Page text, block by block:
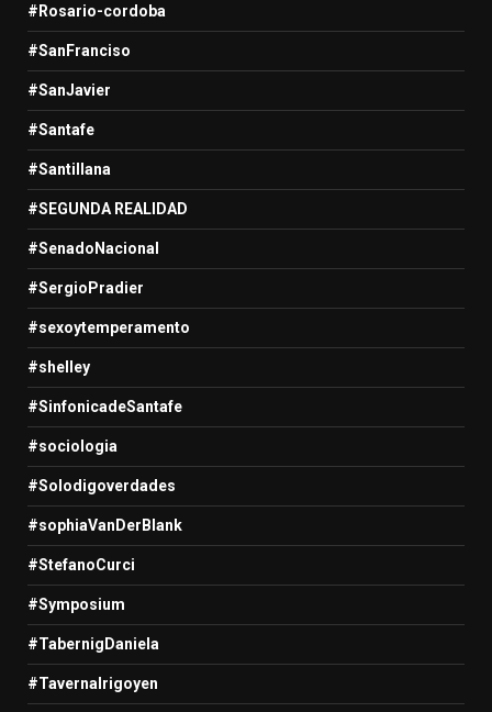
#Rosario-cordoba
#SanFranciso
#SanJavier
#Santafe
#Santillana
#SEGUNDA REALIDAD
#SenadoNacional
#SergioPradier
#sexoytemperamento
#shelley
#SinfonicadeSantafe
#sociologia
#Solodigoverdades
#sophiaVanDerBlank
#StefanoCurci
#Symposium
#TabernigDaniela
#TavernaIrigoyen